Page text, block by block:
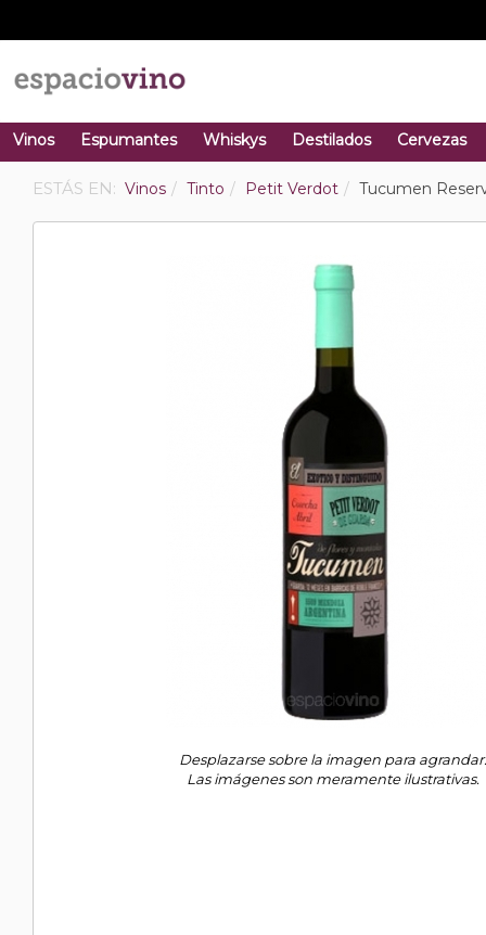
Vinos Espumantes Whiskys Destilados Cervezas
ESTÁS EN: Vinos Tinto Petit Verdot Tucumen
Desplazarse sobre la imagen para agrandar.
Las imágenes son meramente ilustrativas.